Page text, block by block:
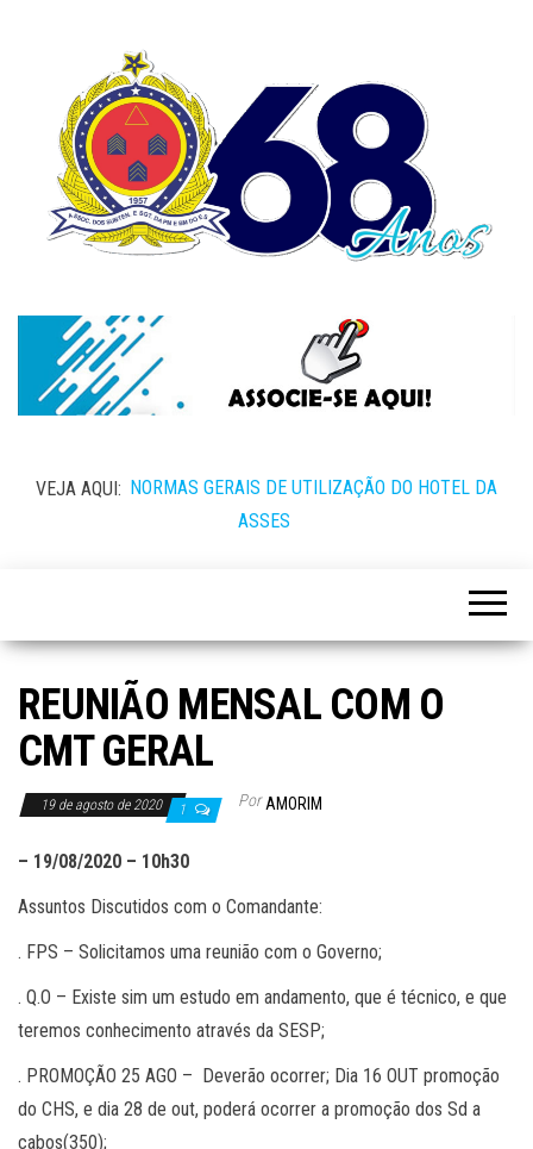
VEJA AQUI: NORMAS GERAIS DE UTILIZAÇÃO DO HOTEL DA
ASSES
REUNIÃO MENSAL COM O
CMT GERAL
19 de agosto de 2020 1 Por AMORIM
– 19/08/2020 – 10h30
Assuntos Discutidos com o Comandante:
. FPS – Solicitamos uma reunião com o Governo;
. Q.O – Existe sim um estudo em andamento, que é técnico, e que
teremos conhecimento através da SESP;
. PROMOÇÃO 25 AGO – Deverão ocorrer; Dia 16 OUT promoção
do CHS, e dia 28 de out, poderá ocorrer a promoção dos Sd a
cabos(350);